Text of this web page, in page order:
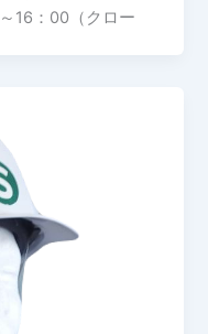
16：00（クロー